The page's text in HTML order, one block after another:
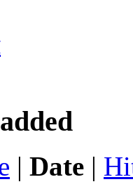
| Date |